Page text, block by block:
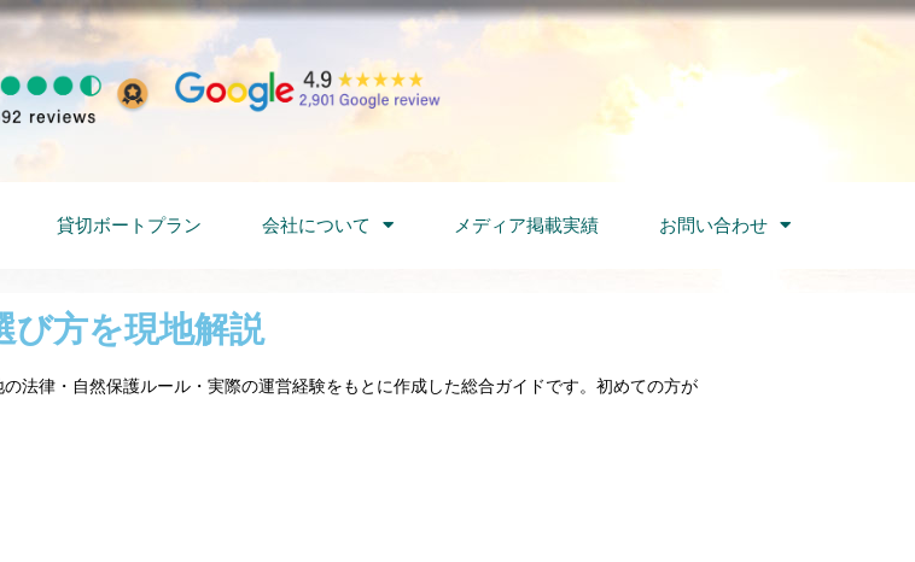
貸切ボートプラン 会社について メディア掲載実績 お問い合わせ
び方を現地解説
法律・自然保護ルール・実際の運営経験をもとに作成した総合ガイドです。初めての方が